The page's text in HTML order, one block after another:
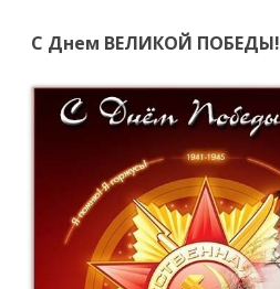
С Днем ВЕЛИКОЙ ПОБЕДЫ!